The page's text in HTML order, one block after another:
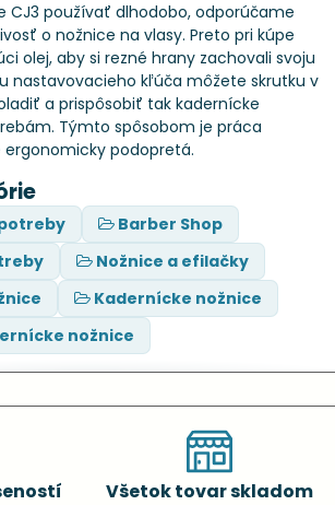
CJ3 používať dlhodobo, odporúčame
o nožnice na vlasy. Preto pri kúpe
olej, aby si rezné hrany zachovali svoju
nastavovacieho kľúča môžete skrutku v
a prispôsobiť tak kadernícke
Týmto spôsobom je práca
podopretá.
Barber Shop
Nožnice a efilačky
Kadernícke nožnice
nožnice
Všetok tovar skladom